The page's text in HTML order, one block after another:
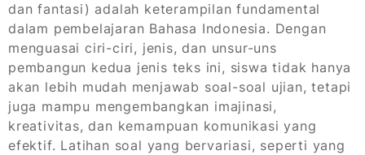
dan fantasi) adalah keterampilan fundamental
dalam pembelajaran Bahasa Indonesia. Dengan
menguasai ciri-ciri, jenis, dan unsur-uns
pembangun kedua jenis teks ini, siswa tidak hanya
akan lebih mudah menjawab soal-soal ujian, tetapi
juga mampu mengembangkan imajinasi,
kreativitas, dan kemampuan komunikasi yang
efektif. Latihan soal yang bervariasi, seperti yang